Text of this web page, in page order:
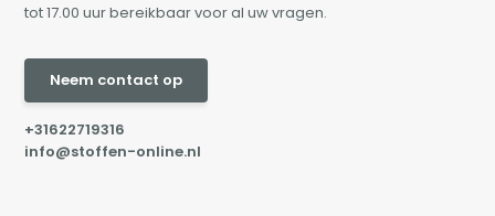
tot 17.00 uur bereikbaar voor al uw vragen.
Neem contact op
+31622719316
info@stoffen-online.nl